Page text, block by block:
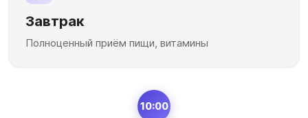
Завтрак
Полноценный приём пищи, витамины
10:00